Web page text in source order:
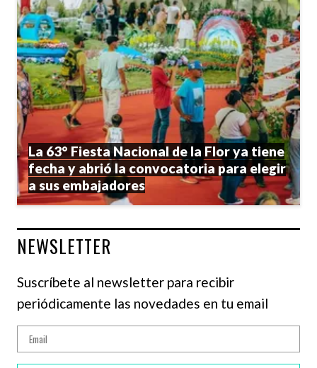
La 63° Fiesta Nacional de la Flor ya tiene
fecha y abrió la convocatoria para elegir
a sus embajadores
NEWSLETTER
Suscríbete al newsletter para recibir
periódicamente las novedades en tu email